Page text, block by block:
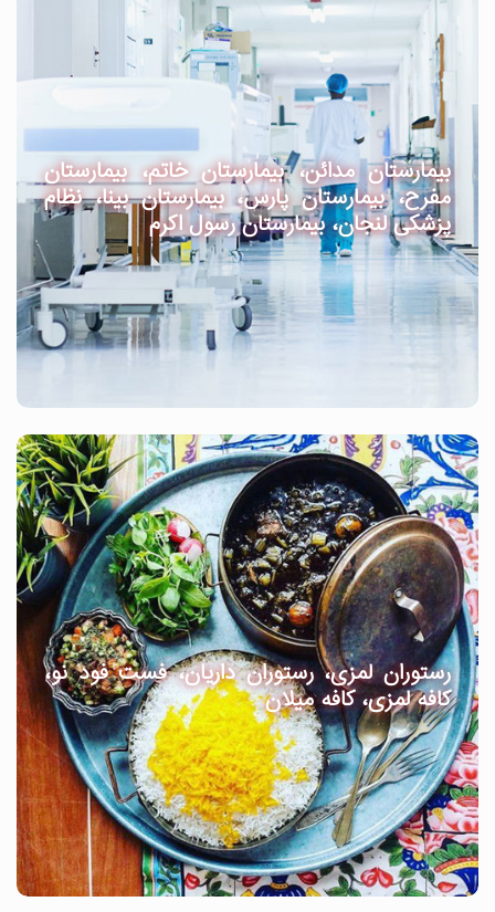
بیمارستان مدائن، بیمارستان خاتم، بیمارستان
مفرح، بیمارستان پارس، بیمارستان بینا، نظام
پزشکی لنجان، بیمارستان رسول اکرم
رستوران لمزی، رستوران داریان، فست فود نو،
کافه لمزی، کافه میلان